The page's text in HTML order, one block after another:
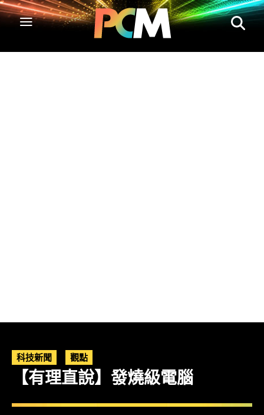
科技新聞 觀點
【有理直說】發燒級電腦